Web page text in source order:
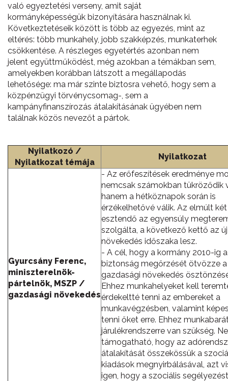
való egyeztetési verseny, amit saját
kormányképességük bizonyítására használnak ki.
Következtetéseik között is több az egyezés, mint az
eltérés: több munkahely, jobb szakképzés, munkaterhek
csökkentése. A részleges egyetértés azonban nem
jelent együttműködést, még azokban a témákban sem,
amelyekben korábban látszott a megállapodás
lehetősége: ma már szinte biztosra vehető, hogy sem a
közpénzügyi törvénycsomag-, sem a
kampányfinanszírozás átalakításának ügyében nem
találnak közös nevezőt a pártok.
Nyilatkozó /
Nyilatkozat témája
Nyilatkozat
Gyurcsány Ferenc,
miniszterelnök-
pártelnök, MSZP /
gazdasági növekedés
- Az erőfeszítések eredménye
nemcsak számokban tükröződik
hanem a hétköznapok során is
érzékelhetővé válik. Az elmúlt két
esztendő az egyensúly
szolgálta, a következő kettő az új
növekedés időszaka lesz.
- A cél, hogy a kormány 2010-ig
biztonság megőrzését ötvözze a
gazdasági növekedés
Ehhez munkahelyeket kell
érdekeltté tenni az embereket a
munkavégzésben, valamint
tenni őket erre. Ehhez
járulékrendszerre van szükség.
támogatható, hogy az
átalakítását összekössük a
kiadások megnyirbálásával, azt
igen, hogy a szociális segélyezést